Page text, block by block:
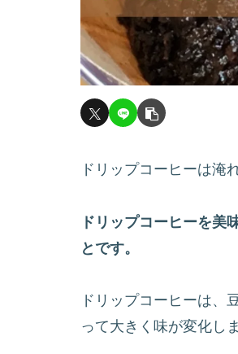
ドリップコーヒーは淹
ドリップコーヒーを美
とです。
ドリップコーヒーは、
って大きく味が変化しま